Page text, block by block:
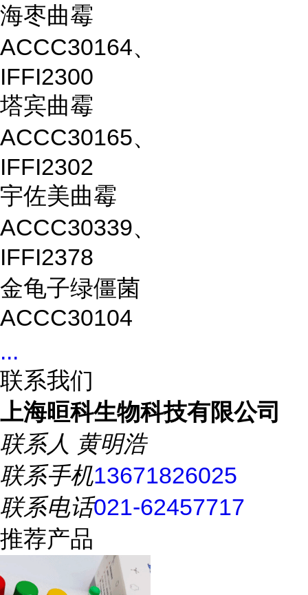
海枣曲霉
ACCC30164、
IFFI2300
塔宾曲霉
ACCC30165、
IFFI2302
宇佐美曲霉
ACCC30339、
IFFI2378
金龟子绿僵菌
ACCC30104
...
联系我们
上海晅科生物科技有限公司
联系人 黄明浩
联系手机13671826025
联系电话021-62457717
推荐产品